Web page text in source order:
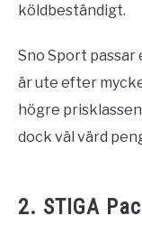
köldbeständigt.
Sno Sport
är ute efter
högre
dock väl värd
2. STIGA